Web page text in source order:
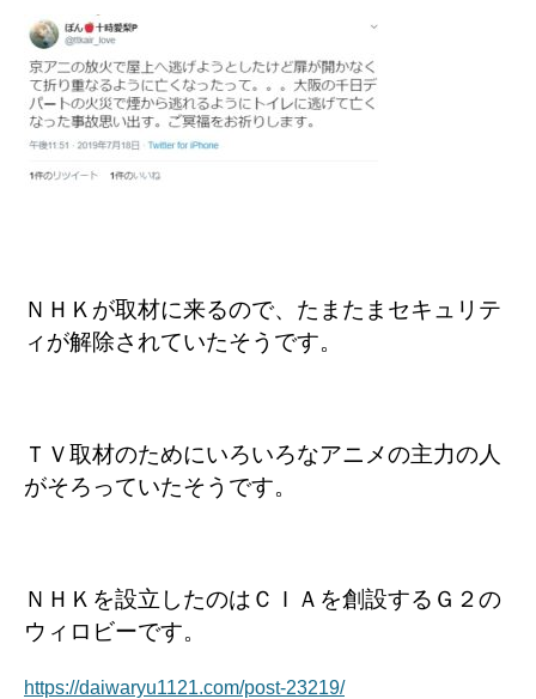
ＮＨＫが取材に来るので、たまたまセキュリテ
ィが解除されていたそうです。
ＴＶ取材のためにいろいろなアニメの主力の人
がそろっていたそうです。
ＮＨＫを設立したのはＣＩＡを創設するＧ２の
ウィロビーです。
https://daiwaryu1121.com/post-23219/